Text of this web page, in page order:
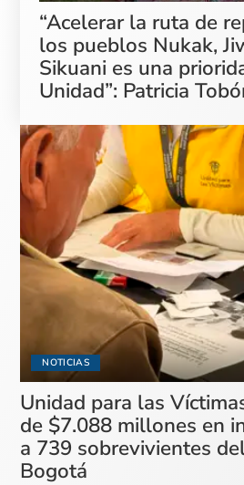
“Acelerar la ruta de
los pueblos Nukak,
Sikuani es una
Unidad”: Patricia
NOTICIAS
Unidad para las
de $7.088 millones en
a 739 sobrevivientes
Bogotá